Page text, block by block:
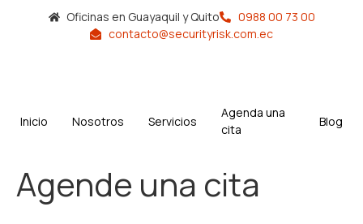
Oficinas en Guayaquil y Quito
0988 00 73 00
contacto@securityrisk.com.ec
Inicio Nosotros Servicios
Agenda una
cita
Blog
Agende una cita